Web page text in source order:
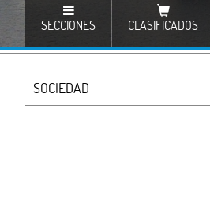
SECCIONES CLASIFICADOS
SOCIEDAD